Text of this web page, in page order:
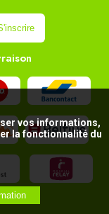
vos informations,
la fonctionnalité du